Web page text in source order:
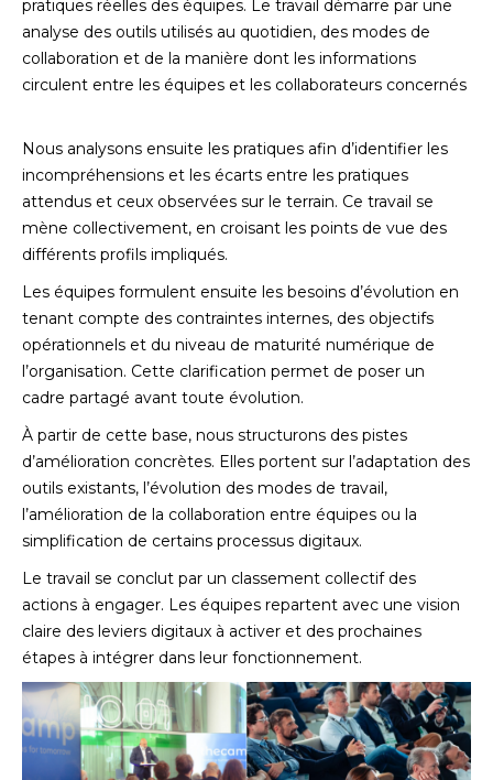
pratiques réelles des équipes. Le travail démarre par une
analyse des outils utilisés au quotidien, des modes de
collaboration et de la manière dont les informations
circulent entre les équipes et les collaborateurs concernés
Nous analysons ensuite les pratiques afin d’identifier les
incompréhensions et les écarts entre les pratiques
attendus et ceux observées sur le terrain. Ce travail se
mène collectivement, en croisant les points de vue des
différents profils impliqués.
Les équipes formulent ensuite les besoins d’évolution en
tenant compte des contraintes internes, des objectifs
opérationnels et du niveau de maturité numérique de
l’organisation. Cette clarification permet de poser un
cadre partagé avant toute évolution.
À partir de cette base, nous structurons des pistes
d’amélioration concrètes. Elles portent sur l’adaptation des
outils existants, l’évolution des modes de travail,
l’amélioration de la collaboration entre équipes ou la
simplification de certains processus digitaux.
Le travail se conclut par un classement collectif des
actions à engager. Les équipes repartent avec une vision
claire des leviers digitaux à activer et des prochaines
étapes à intégrer dans leur fonctionnement.